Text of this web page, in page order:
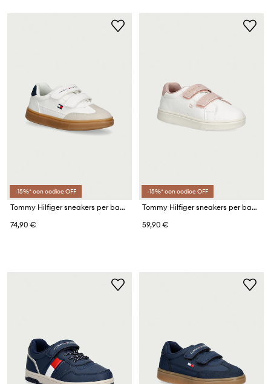
-15%* con codice OFF
Tommy Hilfiger sneakers per bambini
74,90 €
-15%* con codice OFF
Tommy Hilfiger sneakers per bambini
59,90 €